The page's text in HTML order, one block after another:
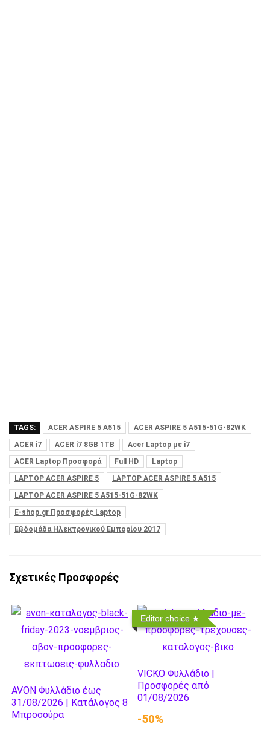
TAGS: ACER ASPIRE 5 A515
ACER ASPIRE 5 A515-51G-82WK
ACER i7
ACER i7 8GB 1TB
Acer Laptop με i7
ACER Laptop Προσφορά
Full HD
Laptop
LAPTOP ACER ASPIRE 5
LAPTOP ACER ASPIRE 5 A515
LAPTOP ACER ASPIRE 5 A515-51G-82WK
Ε-shop.gr Προσφορές Laptop
Εβδομάδα Ηλεκτρονικού Εμπορίου 2017
Σχετικές Προσφορές
AVON Φυλλάδιο έως
31/08/2026 | Κατάλογος 8
Μπροσούρα
Editor choice
VICKO Φυλλάδιο |
Προσφορές από
01/08/2026
-50%